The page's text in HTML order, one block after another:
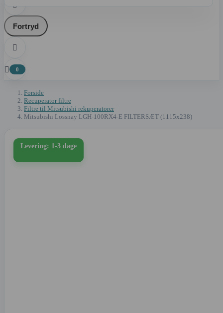

Fortryd

 0
Forside
Recuperator filtre
Filtre til Mitsubishi rekuperatorer
Mitsubishi Lossnay LGH-100RX4-E FILTERSÆT (1115x238)
Levering: 1-3 dage